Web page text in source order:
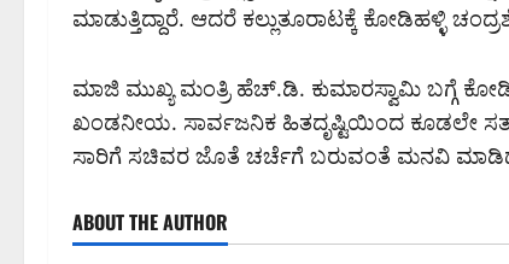
ಮಾಡುತ್ತಿದ್ದಾರೆ. ಆದರೆ ಕಲ್ಲುತೂರಾಟಕ್ಕೆ ಕೋಡಿಹಳ್ಳಿ
ಮಾಜಿ ಮುಖ್ಯ ಮಂತ್ರಿ ಹೆಚ್.ಡಿ. ಕುಮಾರಸ್ವಾಮಿ ಬಗ್ಗೆ
ಖಂಡನೀಯ. ಸಾರ್ವಜನಿಕ ಹಿತದೃಷ್ಟಿಯಿಂದ ಕೂಡಲೇ
ಸಾರಿಗೆ ಸಚಿವರ ಜೊತೆ ಚರ್ಚೆಗೆ ಬರುವಂತೆ ಮನವಿ
ABOUT THE AUTHOR